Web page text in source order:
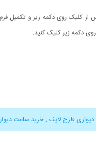
از کلیک روی دکمه زیر و تکمیل
دکمه زیر کلیک کنید.
طرح لایف ,خرید ساعت